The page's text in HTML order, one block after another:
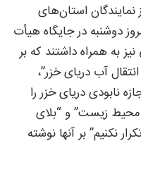
نمایندگان استان‌های
دوشنبه در جایگاه هیأت
به همراه داشتند که بر
آب دریای خزر”،
نابودی دریای خزر را
محیط زیست” و “بلای
نکنیم” بر آنها نوشته